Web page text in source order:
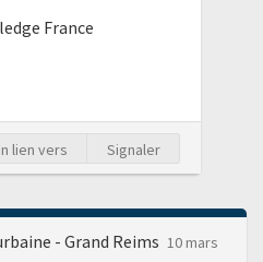
France
lien vers Signaler
- Grand Reims 10 mars